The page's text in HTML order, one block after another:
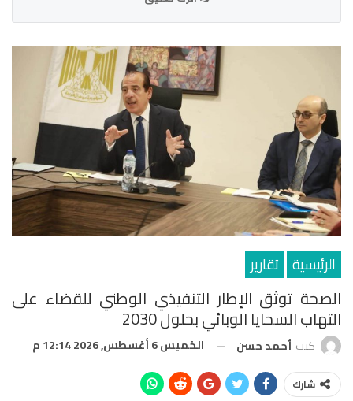
الرئيسية تقارير
الصحة توثق الإطار التنفيذي الوطني للقضاء على
التهاب السحايا الوبائي بحلول 2030
كتب أحمد حسن الخميس 6 أغسطس, 2026 12:14 م
شارك